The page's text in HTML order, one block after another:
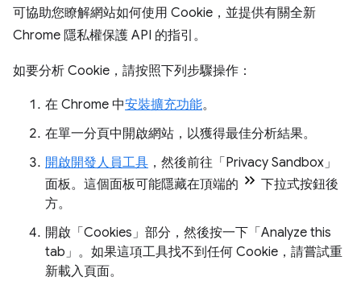
可協助您瞭解網站如何使用 Cookie，並提供有關全新
Chrome 隱私權保護 API 的指引。
如要分析 Cookie，請按照下列步驟操作：
在 Chrome 中安裝擴充功能。
在單一分頁中開啟網站，以獲得最佳分析結果。
開啟開發人員工具 ，然後前往「Privacy Sandbox」
面板。這個面板可能隱藏在頂端的
下拉式按鈕後
方。
開啟「Cookies」 部分，然後按一下「Analyze this
tab」 。如果這項工具找不到任何 Cookie，請嘗試重
新載入頁面。